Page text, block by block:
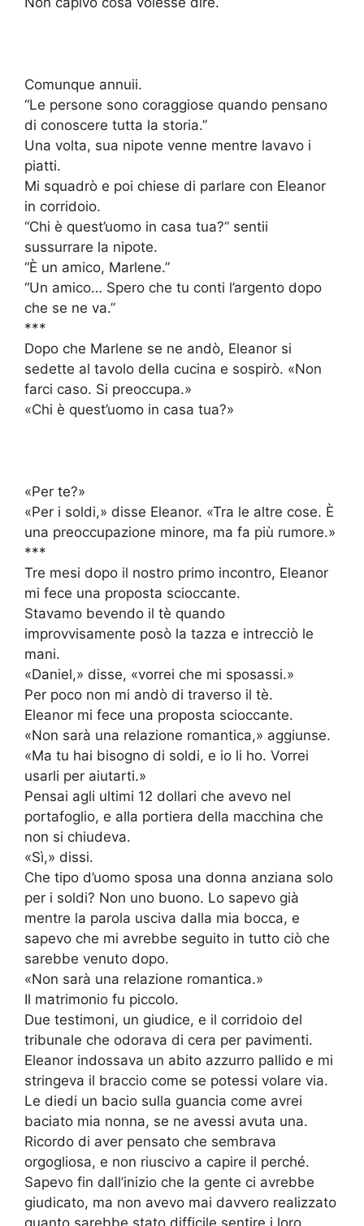
Comunque annuii.
“Le persone sono coraggiose quando pensano
di conoscere tutta la storia.”
Una volta, sua nipote venne mentre lavavo i
piatti.
Mi squadrò e poi chiese di parlare con Eleanor
in corridoio.
“Chi è quest’uomo in casa tua?” sentii
sussurrare la nipote.
“È un amico, Marlene.”
“Un amico… Spero che tu conti l’argento dopo
che se ne va.”
***
Dopo che Marlene se ne andò, Eleanor si
sedette al tavolo della cucina e sospirò. «Non
farci caso. Si preoccupa.»
«Chi è quest’uomo in casa tua?»
«Per te?»
«Per i soldi,» disse Eleanor. «Tra le altre cose. È
una preoccupazione minore, ma fa più rumore.»
***
Tre mesi dopo il nostro primo incontro, Eleanor
mi fece una proposta scioccante.
Stavamo bevendo il tè quando
improvvisamente posò la tazza e intrecciò le
mani.
«Daniel,» disse, «vorrei che mi sposassi.»
Per poco non mi andò di traverso il tè.
Eleanor mi fece una proposta scioccante.
«Non sarà una relazione romantica,» aggiunse.
«Ma tu hai bisogno di soldi, e io li ho. Vorrei
usarli per aiutarti.»
Pensai agli ultimi 12 dollari che avevo nel
portafoglio, e alla portiera della macchina che
non si chiudeva.
«Sì,» dissi.
Che tipo d’uomo sposa una donna anziana solo
per i soldi? Non uno buono. Lo sapevo già
mentre la parola usciva dalla mia bocca, e
sapevo che mi avrebbe seguito in tutto ciò che
sarebbe venuto dopo.
«Non sarà una relazione romantica.»
Il matrimonio fu piccolo.
Due testimoni, un giudice, e il corridoio del
tribunale che odorava di cera per pavimenti.
Eleanor indossava un abito azzurro pallido e mi
stringeva il braccio come se potessi volare via.
Le diedi un bacio sulla guancia come avrei
baciato mia nonna, se ne avessi avuta una.
Ricordo di aver pensato che sembrava
orgogliosa, e non riuscivo a capire il perché.
Sapevo fin dall’inizio che la gente ci avrebbe
giudicato, ma non avevo mai davvero realizzato